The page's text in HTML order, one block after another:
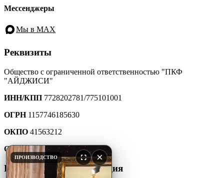
Мессенджеры
Мы в MAX
Реквизиты
Общество с ограниченной ответственностью "ПКФ
"АЙДЖИСИ"
ИНН/КПП 7728202781/775101001
ОГРН1157746185630
ОКПО 41563212
ОКТМО 45907000000
Юридическая информация
ПРОИЗВОДСТВО ×